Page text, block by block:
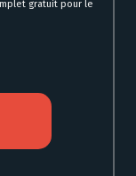
gratuit pour le